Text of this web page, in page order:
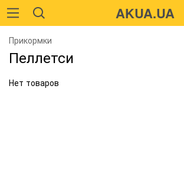
Прикормки
Пеллетси
Нет товаров
AKUA.UA